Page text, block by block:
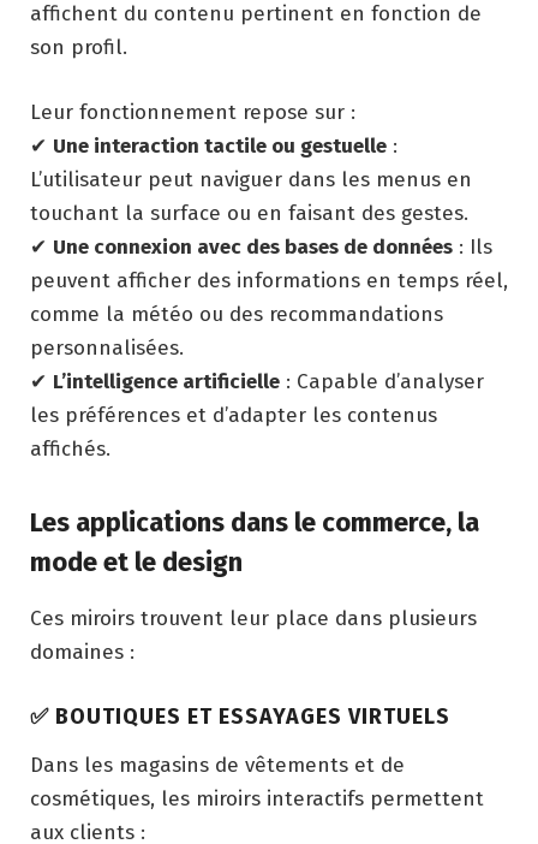
affichent du contenu pertinent en fonction de
son profil.
Leur fonctionnement repose sur :
✔ Une interaction tactile ou gestuelle :
L’utilisateur peut naviguer dans les menus en
touchant la surface ou en faisant des gestes.
✔ Une connexion avec des bases de données : Ils
peuvent afficher des informations en temps réel,
comme la météo ou des recommandations
personnalisées.
✔ L’intelligence artificielle : Capable d’analyser
les préférences et d’adapter les contenus
affichés.
Les applications dans le commerce, la
mode et le design
Ces miroirs trouvent leur place dans plusieurs
domaines :
✅ BOUTIQUES ET ESSAYAGES VIRTUELS
Dans les magasins de vêtements et de
cosmétiques, les miroirs interactifs permettent
aux clients :